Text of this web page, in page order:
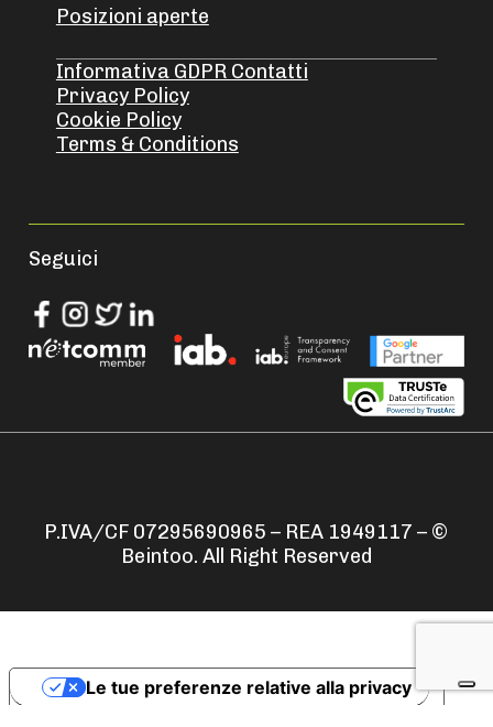
Posizioni aperte
Informativa GDPR Contatti
Privacy Policy
Cookie Policy
Terms & Conditions
Seguici
P.IVA/CF 07295690965 – REA 1949117 – ©
Beintoo. All Right Reserved
Le tue preferenze relative alla privacy